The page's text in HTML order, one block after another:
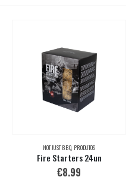
NOT JUST BBQ, PRODUTOS
Fire Starters 24un
€8.99